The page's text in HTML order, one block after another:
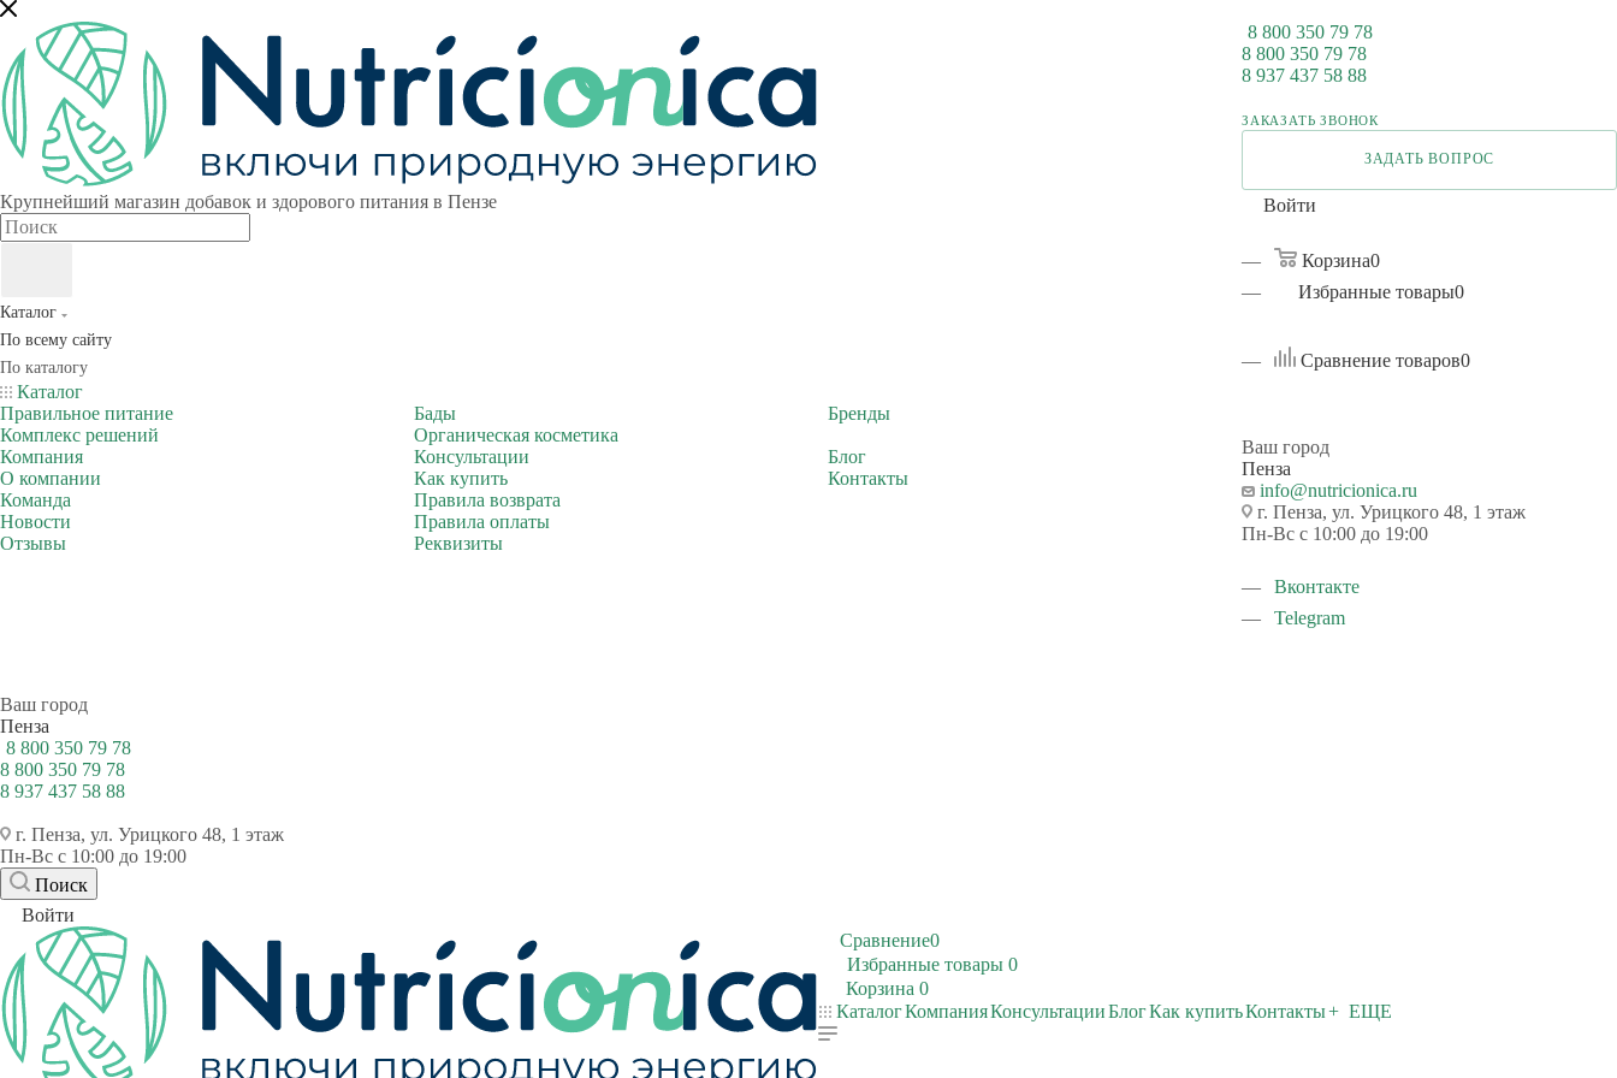
Крупнейший магазин добавок и здорового питания в Пензе
Каталог
По всему сайту
По каталогу
Каталог
Правильное питание
Бады
Бренды
Комплекс решений
Органическая косметика
Компания
О компании
Команда
Новости
Отзывы
Консультации
Блог
Как купить
Правила возврата
Правила оплаты
Реквизиты
Контакты
8 800 350 79 78
8 800 350 79 78
8 937 437 58 88
ЗАКАЗАТЬ ЗВОНОК
ЗАДАТЬ ВОПРОС
Войти
Корзина0
Избранные товары0
Сравнение товаров0
Ваш город
Пенза
info@nutricionica.ru
г. Пенза, ул. Урицкого 48, 1 этаж
Пн-Вс с 10:00 до 19:00
Вконтакте
Telegram
Ваш город
Пенза
8 800 350 79 78
8 800 350 79 78
8 937 437 58 88
г. Пенза, ул. Урицкого 48, 1 этаж
Пн-Вс с 10:00 до 19:00
Поиск
Войти
Сравнение0
Избранные товары 0
Корзина 0
КаталогКомпанияКонсультацииБлогКак купитьКонтакты+ ЕЩЕ